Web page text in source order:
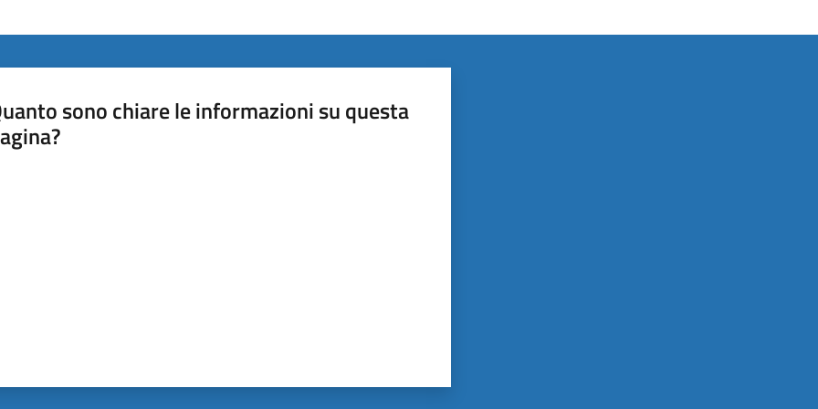
sono chiare le informazioni su questa